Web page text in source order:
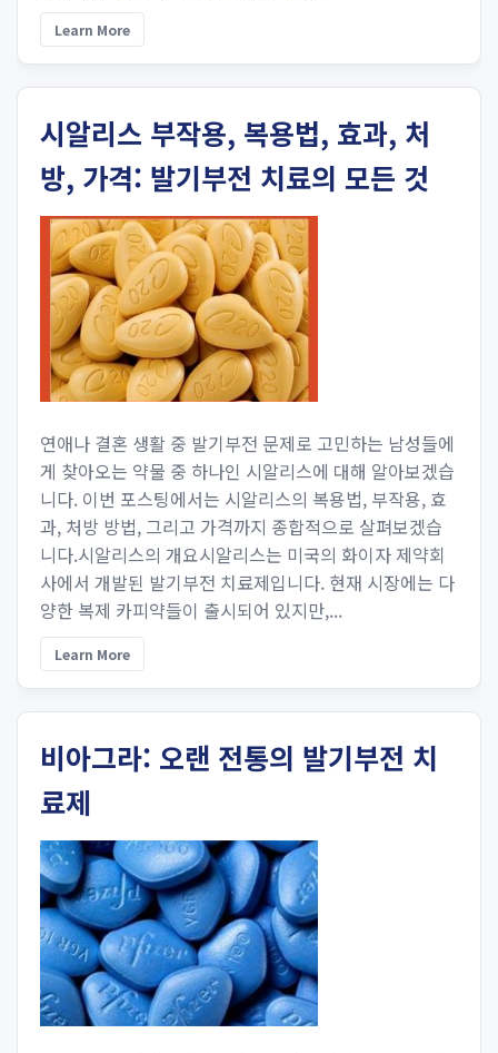
Learn More
시알리스 부작용, 복용법, 효과, 처
방, 가격: 발기부전 치료의 모든 것
연애나 결혼 생활 중 발기부전 문제로 고민하는 남성들에
게 찾아오는 약물 중 하나인 시알리스에 대해 알아보겠습
니다. 이번 포스팅에서는 시알리스의 복용법, 부작용, 효
과, 처방 방법, 그리고 가격까지 종합적으로 살펴보겠습
니다.시알리스의 개요시알리스는 미국의 화이자 제약회
사에서 개발된 발기부전 치료제입니다. 현재 시장에는 다
양한 복제 카피약들이 출시되어 있지만,...
Learn More
비아그라: 오랜 전통의 발기부전 치
료제